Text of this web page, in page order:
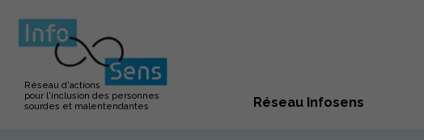
Réseau d'actions
pour l'inclusion des personnes
sourdes et malentendantes
Réseau Infosens